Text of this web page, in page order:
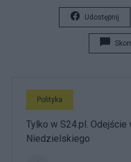
Udostępnij
Polityka
Tylko w S24.pl. Odejście
Niedzielskiego